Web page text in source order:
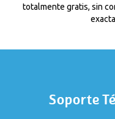
totalmente gratis, sin
Soporte